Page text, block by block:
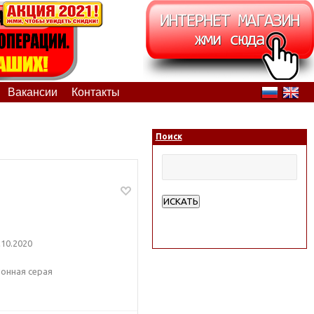
Вакансии Контакты
серая
Поиск
ИСКАТЬ